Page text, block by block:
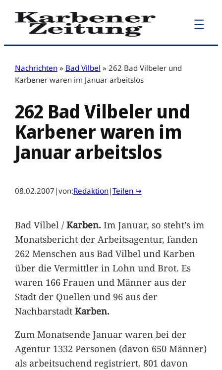
Zum
Inhalt
Nachrichten » Bad Vilbel » 262 Bad Vilbeler und
Karbener waren im Januar arbeitslos
262 Bad Vilbeler und
Karbener waren im
Januar arbeitslos
08.02.2007 |von:Redaktion|Teilen ↪
Bad Vilbel /Karben.Im Januar, so steht’s im
Monatsbericht der Arbeitsagentur, fanden
262 Menschen aus Bad Vilbel und Karben
über die Vermittler in Lohn und Brot. Es
waren 166 Frauen und Männer aus der
Stadt der Quellen und 96 aus der
Nachbarstadt Karben.
Zum Monatsende Januar waren bei der
Agentur 1332 Personen (davon 650 Männer)
als arbeitsuchend registriert. 801 davon